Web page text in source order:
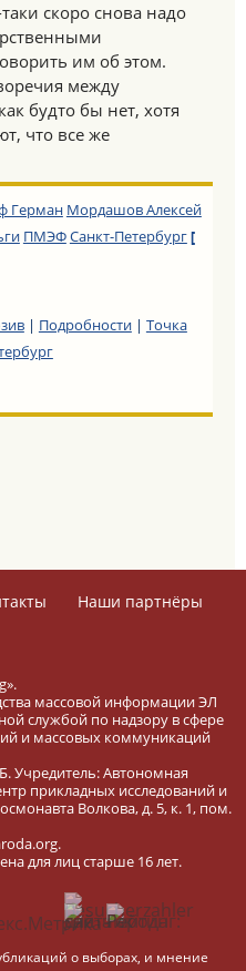
скоро снова надо
им об этом.
между
будто бы нет, хотя
что все же
Герман Мордашов Алексей
ПМЭФСанкт-Петербург [
| Подробности| Точка
Наши партнёры
массовой информации ЭЛ
службой по надзору в сфере
и массовых коммуникаций
Учредитель: Автономная
прикладных исследований и
Волкова, д. 5, к. 1, пом.
для лиц старше 16 лет.
о выборах, и мнение